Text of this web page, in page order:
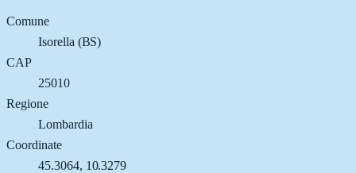
Comune
Isorella (BS)
CAP
25010
Regione
Lombardia
Coordinate
45.3064, 10.3279